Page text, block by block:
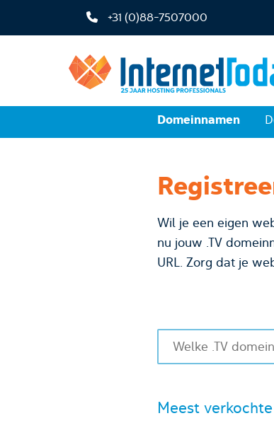
+31 (0)88-7507000
Domeinnamen
Wil je een eigen
nu jouw .TV domeinnaam bij InternetToday. Kies
URL. Zorg dat je
Meest